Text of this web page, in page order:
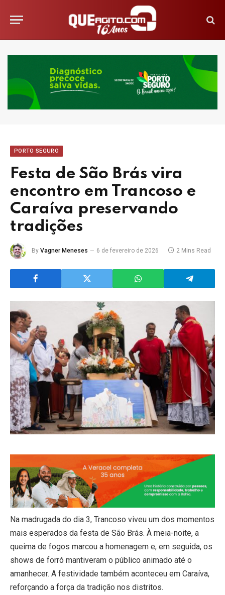
PORTO SEGURO
Festa de São Brás vira
encontro em Trancoso e
Caraíva preservando
tradições
By Vagner Meneses 6 de fevereiro de 2026 2 Mins Read
Na madrugada do dia 3, Trancoso viveu um dos momentos
mais esperados da festa de São Brás. À meia-noite, a
queima de fogos marcou a homenagem e, em seguida, os
shows de forró mantiveram o público animado até o
amanhecer. A festividade também aconteceu em Caraíva,
reforçando a força da tradição nos distritos.